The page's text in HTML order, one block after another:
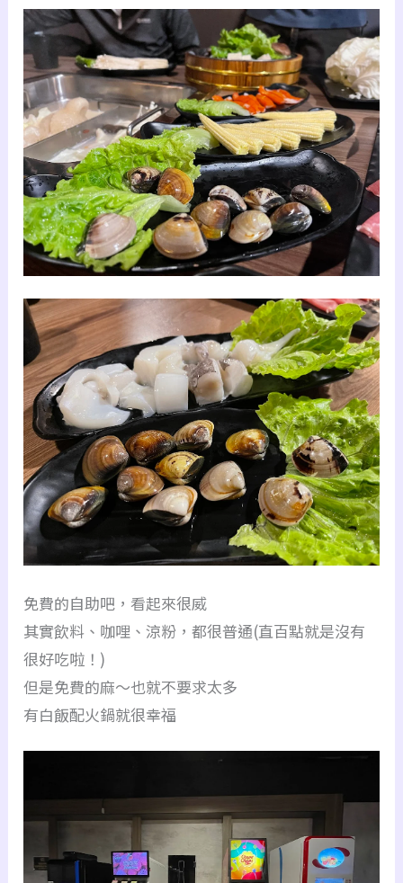
免費的自助吧，看起來很威
其實飲料、咖哩、涼粉，都很普通(直百點就是沒有
很好吃啦！)
但是免費的麻～也就不要求太多
有白飯配火鍋就很幸福